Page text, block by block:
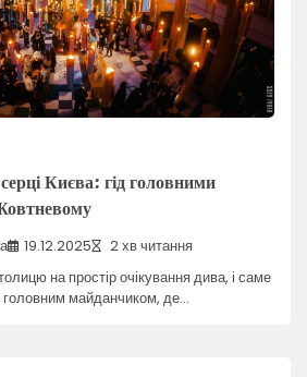
Києва: гід головними
19.12.2025 2 хв читання
на простір очікування дива, і саме
майданчиком, де…